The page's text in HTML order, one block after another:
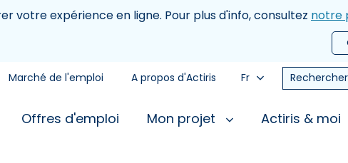
votre expérience en ligne. Pour plus d'info, consultez notre
Marché de l'emploi A propos d'Actiris Fr
Offres d'emploi Mon projet Actiris & moi